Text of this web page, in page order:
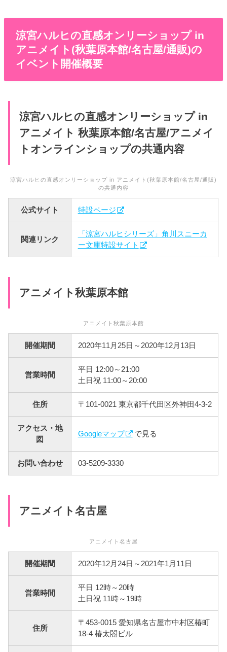
涼宮ハルヒの直感オンリーショップ in
アニメイト(秋葉原本館/名古屋/通販)の
イベント開催概要
涼宮ハルヒの直感オンリーショップ in
アニメイト 秋葉原本館/名古屋/アニメイ
トオンラインショップの共通内容
涼宮ハルヒの直感オンリーショップ in アニメイト(秋葉原本館/名古屋/通販)
の共通内容
公式サイト 特設ページ
関連リンク
「涼宮ハルヒシリーズ」角川スニーカ
ー文庫特設サイト
アニメイト秋葉原本館
アニメイト秋葉原本館
開催期間 2020年11月25日～2020年12月13日
営業時間
平日 12:00～21:00
土日祝 11:00～20:00
住所 〒101-0021 東京都千代田区外神田4-3-2
アクセス・地
図
Googleマップ で見る
お問い合わせ 03-5209-3330
アニメイト名古屋
アニメイト名古屋
開催期間 2020年12月24日～2021年1月11日
営業時間
平日 12時～20時
土日祝 11時～19時
住所
〒453-0015 愛知県名古屋市中村区椿町
18-4 椿太閤ビル